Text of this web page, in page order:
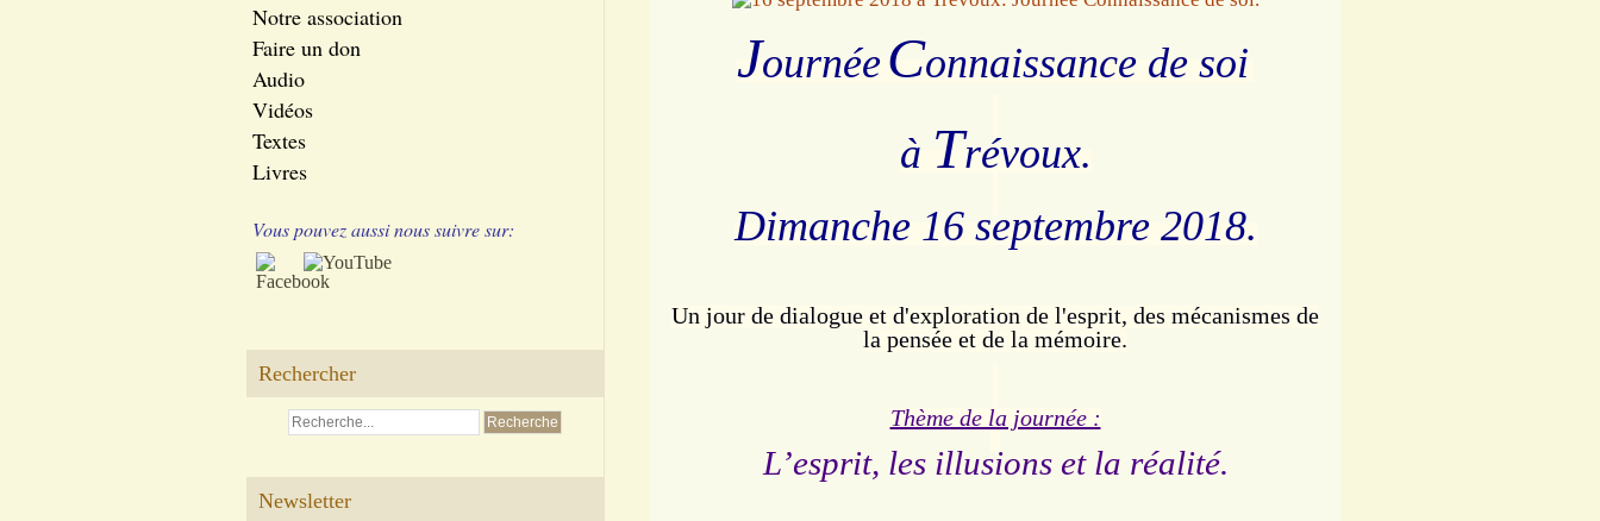
Notre association
Faire un don
Audio
Vidéos
Textes
Livres
Vous pouvez aussi nous suivre sur:
Rechercher
Newsletter
JournéeConnaissance de soi
à Trévoux.
Dimanche 16 septembre 2018.
Un jour de dialogue et d'exploration de l'esprit, des mécanismes de
la pensée et de la mémoire.
Thème de la journée :
L’esprit, les illusions et la réalité.